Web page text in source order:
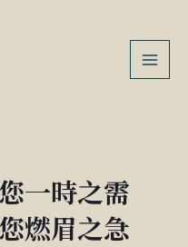
一時之需
燃眉之急